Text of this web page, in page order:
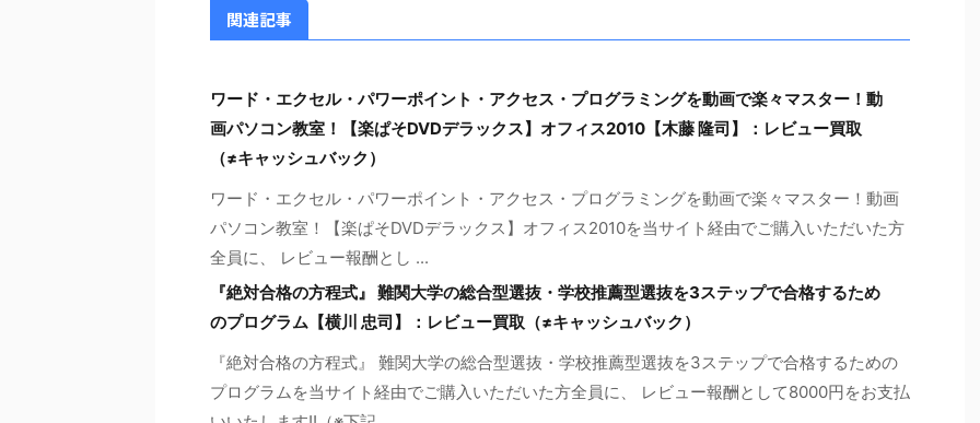
関連記事
ワード・エクセル・パワーポイント・アクセス・プログラミングを動画で楽々マスター！動
画パソコン教室！【楽ぱそDVDデラックス】オフィス2010【木藤 隆司】：レビュー買取
（≠キャッシュバック）
ワード・エクセル・パワーポイント・アクセス・プログラミングを動画で楽々マスター！動画
パソコン教室！【楽ぱそDVDデラックス】オフィス2010を当サイト経由でご購入いただいた方
全員に、 レビュー報酬とし ...
『絶対合格の方程式』 難関大学の総合型選抜・学校推薦型選抜を3ステップで合格するため
のプログラム【横川 忠司】：レビュー買取（≠キャッシュバック）
『絶対合格の方程式』 難関大学の総合型選抜・学校推薦型選抜を3ステップで合格するための
プログラムを当サイト経由でご購入いただいた方全員に、 レビュー報酬として8000円をお支払